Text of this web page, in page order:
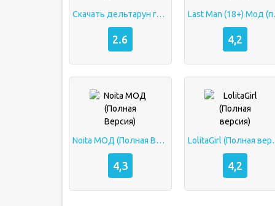
Скачать дельтарун глава 2 на русском
2.6
Last
4,2
Noita МОД (Полная Версия)
4,3 4,2